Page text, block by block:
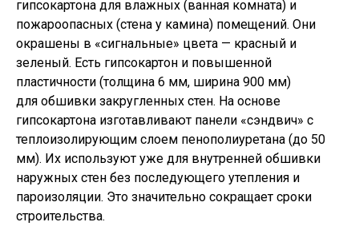
гипсокартона для влажных (ванная комната) и
пожароопасных (стена у камина) помещений. Они
окрашены в «сигнальные» цвета — красный и
зеленый. Есть гипсокартон и повышенной
пластичности (толщина 6 мм, ширина 900 мм)
для обшивки закругленных стен. На основе
гипсокартона изготавливают панели «сэндвич» с
теплоизолирующим слоем пенополиуретана (до 50
мм). Их используют уже для внутренней обшивки
наружных стен без последующего утепления и
пароизоляции. Это значительно сокращает сроки
строительства.